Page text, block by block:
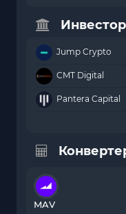
Jump Crypto
CMT Digital
Pantera Capital
MAV